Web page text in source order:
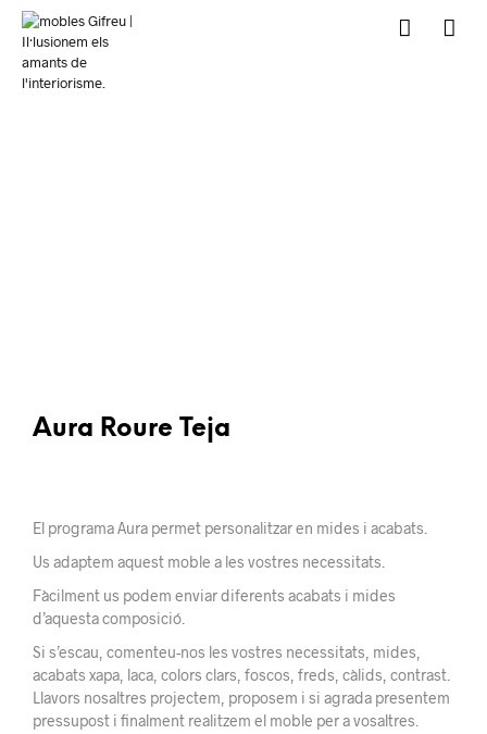
Aura Roure Teja
El programa Aura permet personalitzar en mides i acabats.
Us adaptem aquest moble a les vostres necessitats.
Fàcilment us podem enviar diferents acabats i mides
d’aquesta composició.
Si s’escau, comenteu-nos les vostres necessitats, mides,
acabats xapa, laca, colors clars, foscos, freds, càlids, contrast.
Llavors nosaltres projectem, proposem i si agrada presentem
pressupost i finalment realitzem el moble per a vosaltres.